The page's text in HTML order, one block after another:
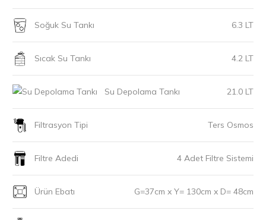
Soğuk Su Tankı 6.3 LT
Sıcak Su Tankı 4.2 LT
Su Depolama Tankı 21.0 LT
Filtrasyon Tipi Ters Osmos
Filtre Adedi 4 Adet Filtre Sistemi
Ürün Ebatı G=37cm x Y= 130cm x D= 48cm